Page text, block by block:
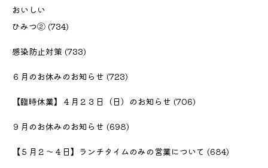
おいしい
ひみつ② (734)
感染防止対策 (733)
６月のお休みのお知らせ (723)
【臨時休業】４月２３日（日）のお知らせ (706)
９月のお休みのお知らせ (698)
【５月２〜４日】ランチタイムのみの営業について (684)